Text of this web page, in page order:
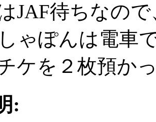
JAF待ちなの
ゃぽんは電車
ケを２枚預か
: